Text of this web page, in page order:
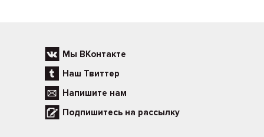
Мы ВКонтакте
Наш Твиттер
Напишите нам
Подпишитесь на рассылку